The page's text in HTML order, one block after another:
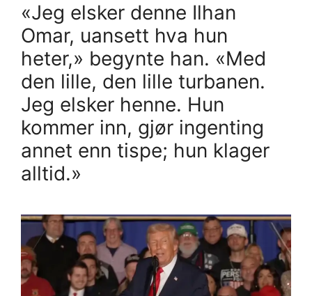
«Jeg elsker denne Ilhan
Omar, uansett hva hun
heter,» begynte han. «Med
den lille, den lille turbanen.
Jeg elsker henne. Hun
kommer inn, gjør ingenting
annet enn tispe; hun klager
alltid.»